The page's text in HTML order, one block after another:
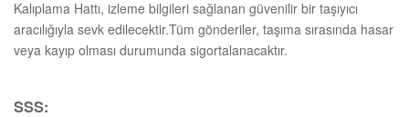
Kalıplama Hattı, izleme bilgileri sağlanan güvenilir bir taşıyıcı
aracılığıyla sevk edilecektir.Tüm gönderiler, taşıma sırasında hasar
veya kayıp olması durumunda sigortalanacaktır.
SSS: